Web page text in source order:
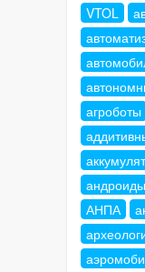
VTOL
агроботы
андроиды
АНПА